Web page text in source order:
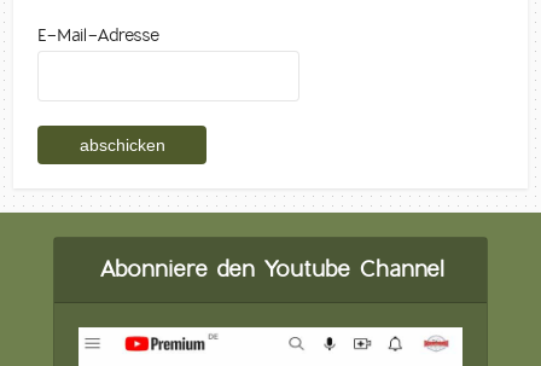
E-Mail-Adresse
Abonniere den Youtube Channel